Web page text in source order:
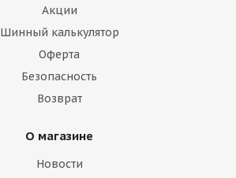
Акции
Шинный калькулятор
Оферта
Безопасность
Возврат
О магазине
Новости